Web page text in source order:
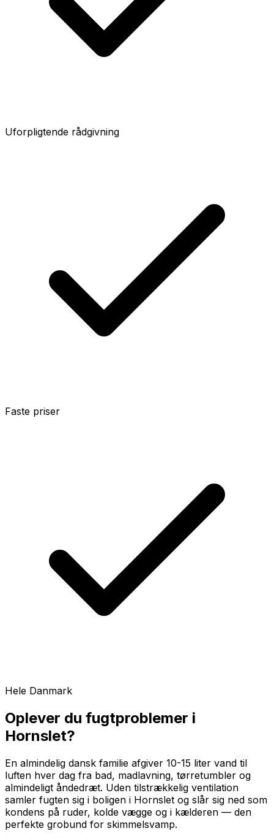
Uforpligtende rådgivning
Faste priser
Hele Danmark
Oplever du fugtproblemer i
Hornslet?
En almindelig dansk familie afgiver 10-15 liter vand til
luften hver dag fra bad, madlavning, tørretumbler og
almindeligt åndedræt. Uden tilstrækkelig ventilation
samler fugten sig i boligen i Hornslet og slår sig ned som
kondens på ruder, kolde vægge og i kælderen — den
perfekte grobund for skimmelsvamp.